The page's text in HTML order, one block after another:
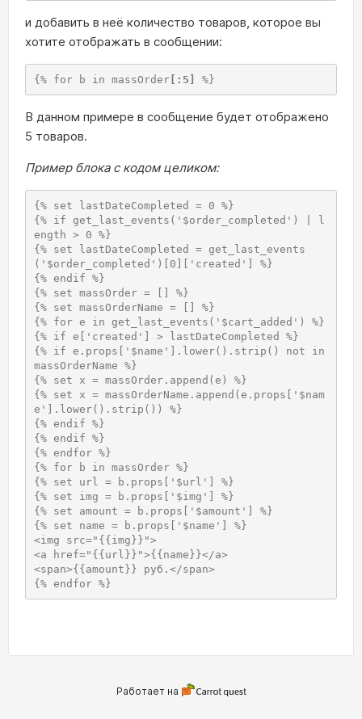
и добавить в неё количество товаров, которое вы
хотите отображать в сообщении:
{% for b in massOrder[:5] %}
В данном примере в сообщение будет отображено
5 товаров.
Пример блока с кодом целиком:
{% set lastDateCompleted = 0 %}
{% if get_last_events('$order_completed') | l
ength > 0 %}
{% set lastDateCompleted = get_last_events
('$order_completed')[0]['created'] %}
{% endif %}
{% set massOrder = [] %}
{% set massOrderName = [] %}
{% for e in get_last_events('$cart_added') %}
{% if e['created'] > lastDateCompleted %}
{% if e.props['$name'].lower().strip() not in
massOrderName %}
{% set x = massOrder.append(e) %}
{% set x = massOrderName.append(e.props['$nam
e'].lower().strip()) %}
{% endif %}
{% endif %}
{% endfor %}
{% for b in massOrder %}
{% set url = b.props['$url'] %}
{% set img = b.props['$img'] %}
{% set amount = b.props['$amount'] %}
{% set name = b.props['$name'] %}
<img src="{{img}}">
<a href="{{url}}">{{name}}</a>
<span>{{amount}} руб.</span>
{% endfor %}
Работает на